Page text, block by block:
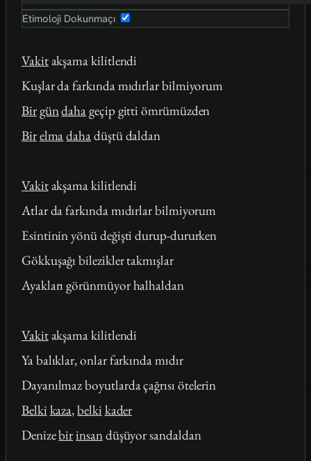
Etimoloji Dokunmaçı
Vakitakşama kilitlendi
Kuşlar da farkında mıdırlar bilmiyorum
Birgündahageçip gitti ömrümüzden
Birelmadahadüştü daldan
Vakitakşama kilitlendi
Atlar da farkında mıdırlar bilmiyorum
Esintinin yönü değişti durup-dururken
Gökkuşağı bilezikler takmışlar
Ayakları görünmüyor halhaldan
Vakitakşama kilitlendi
Ya balıklar, onlar farkında mıdır
Dayanılmaz boyutlarda çağrısı ötelerin
Belki kaza,belki kader
Denizebirinsandüşüyor sandaldan